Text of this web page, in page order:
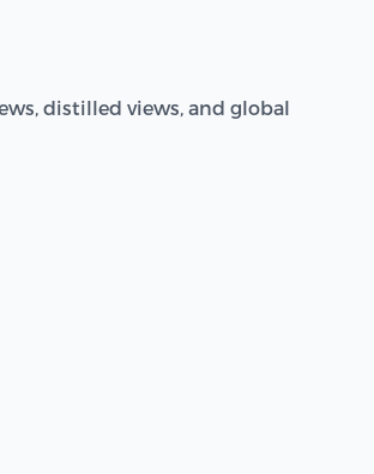
distilled views, and global